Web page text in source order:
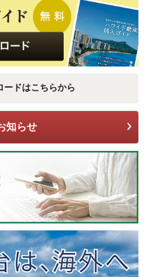
ドはこちらから
知らせ